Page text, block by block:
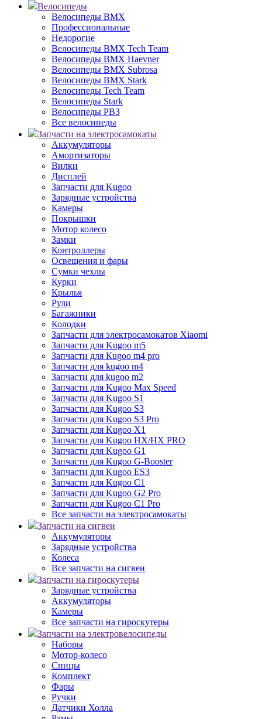
Велосипеды
Велосипеды BMX
Профессиональные
Недорогие
Велосипеды BMX Tech Team
Велосипеды BMX Haevner
Велосипеды BMX Subrosa
Велосипеды BMX Stark
Велосипеды Tech Team
Велосипеды Stark
Велосипеды РВЗ
Все велосипеды
Запчасти на электросамокаты
Аккумуляторы
Амортизаторы
Вилки
Дисплей
Запчасти для Kugoo
Зарядные устройства
Камеры
Покрышки
Мотор колесо
Замки
Контроллеры
Освещения и фары
Сумки чехлы
Курки
Крылья
Рули
Багажники
Колодки
Запчасти для электросамокатов Xiaomi
Запчасти для Kugoo m5
Запчасти для Кugoo m4 pro
Запчасти для kugoo m4
Запчасти для kugoo m2
Запчасти для Kugoo Max Speed
Запчасти для Kugoo S1
Запчасти для Kugoo S3
Запчасти для Kugoo S3 Pro
Запчасти для Kugoo X1
Запчасти для Kugoo HX/HX PRO
Запчасти для Kugoo G1
Запчасти для Kugoo G-Booster
Запчасти для Kugoo ES3
Запчасти для Kugoo C1
Запчасти для Kugoo G2 Pro
Запчасти для Kugoo C1 Pro
Все запчасти на электросамокаты
Запчасти на сигвеи
Аккумуляторы
Зарядные устройства
Колеса
Все запчасти на сигвеи
Запчасти на гироскутеры
Зарядные устройства
Аккумуляторы
Камеры
Все запчасти на гироскутеры
Запчасти на электровелосипеды
Наборы
Мотор-колесо
Спицы
Комплект
Фары
Ручки
Датчики Холла